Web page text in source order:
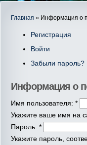
Главная » Информация о
Регистрация
Войти
Забыли пароль?
Информация о
Имя пользователя: *
Укажите ваше имя на
Пароль: *
Укажите пароль,